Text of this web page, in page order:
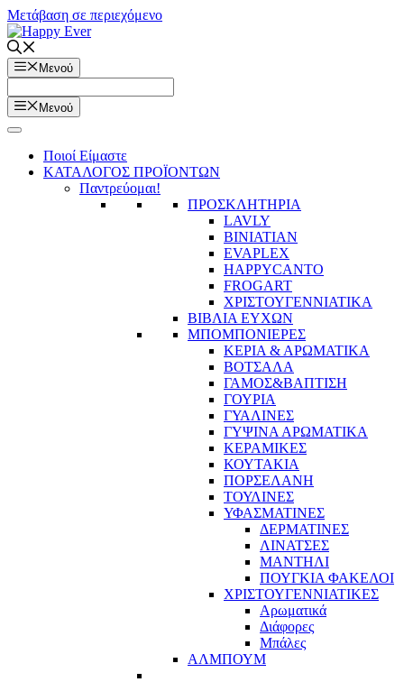
Μετάβαση σε περιεχόμενο
Μενού
Μενού
Ποιοί Είμαστε
ΚΑΤΑΛΟΓΟΣ ΠΡΟΪΟΝΤΩΝ
Παντρεύομαι!
ΠΡΟΣΚΛΗΤΗΡΙΑ
LAVLY
BINIATIAN
EVAPLEX
HAPPYCANTO
FROGART
ΧΡΙΣΤΟΥΓΕΝΝΙΑΤΙΚΑ
ΒΙΒΛΙΑ ΕΥΧΩΝ
ΜΠΟΜΠΟΝΙΕΡΕΣ
ΚΕΡΙΑ & ΑΡΩΜΑΤΙΚΑ
ΒΟΤΣΑΛΑ
ΓΑΜΟΣ&ΒΑΠΤΙΣΗ
ΓΟΥΡΙΑ
ΓΥΑΛΙΝΕΣ
ΓΥΨΙΝΑ ΑΡΩΜΑΤΙΚΑ
ΚΕΡΑΜΙΚΕΣ
ΚΟΥΤΑΚΙΑ
ΠΟΡΣΕΛΑΝΗ
ΤΟΥΛΙΝΕΣ
ΥΦΑΣΜΑΤΙΝΕΣ
ΔΕΡΜΑΤΙΝΕΣ
ΛΙΝΑΤΣΕΣ
ΜΑΝΤΗΛΙ
ΠΟΥΓΚΙΑ ΦΑΚΕΛΟΙ
ΧΡΙΣΤΟΥΓΕΝΝΙΑΤΙΚΕΣ
Αρωματικά
Διάφορες
Μπάλες
ΑΛΜΠΟΥΜ